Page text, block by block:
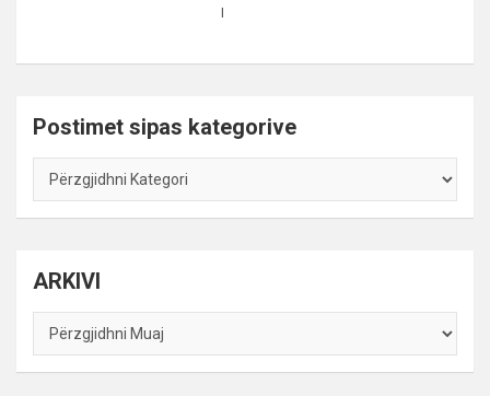
I
Postimet sipas kategorive
Postimet
sipas
kategorive
ARKIVI
ARKIVI